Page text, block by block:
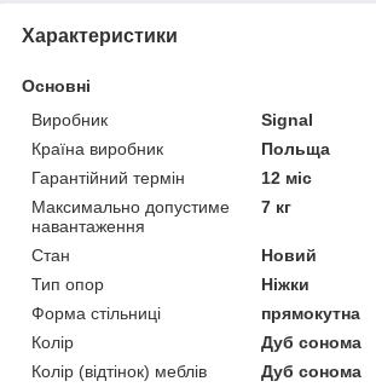
Характеристики
Основні
Виробник
Signal
Країна виробник
Польща
Гарантійний термін
12 міс
Максимально допустиме
навантаження
7 кг
Стан
Новий
Тип опор
Ніжки
Форма стільниці
прямокутна
Колір
Дуб сонома
Колір (відтінок) меблів
Дуб сонома